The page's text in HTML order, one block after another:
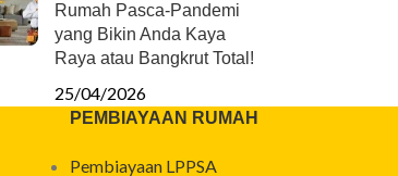
Rumah Pasca-Pandemi
yang Bikin Anda Kaya
Raya atau Bangkrut Total!
25/04/2026
PEMBIAYAAN RUMAH
Pembiayaan LPPSA